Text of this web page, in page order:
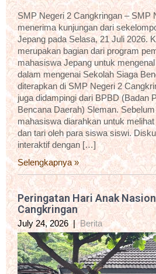
SMP Negeri 2 Cangkringan – SMP
menerima kunjungan dari
Jepang pada Selasa, 21 Juli 2026.
merupakan bagian dari program
mahasiswa Jepang untuk
dalam mengenai Sekolah Siaga
diterapkan di SMP Negeri 2
juga didampingi dari BPBD (Badan
Bencana Daerah) Sleman.
mahasiswa diarahkan untuk
dan tari oleh para siswa siswi.
interaktif dengan […]
Selengkapnya »
Peringatan Hari Anak
Cangkringan
July 24, 2026 |Berita